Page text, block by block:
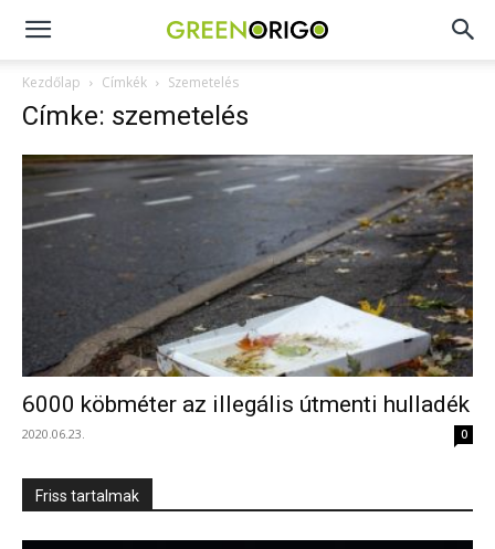
Green
Origo
portál
Kezdőlap Címkék Szemetelés
Címke: szemetelés
6000 köbméter az illegális útmenti hulladék
2020.06.23. 0
Friss tartalmak